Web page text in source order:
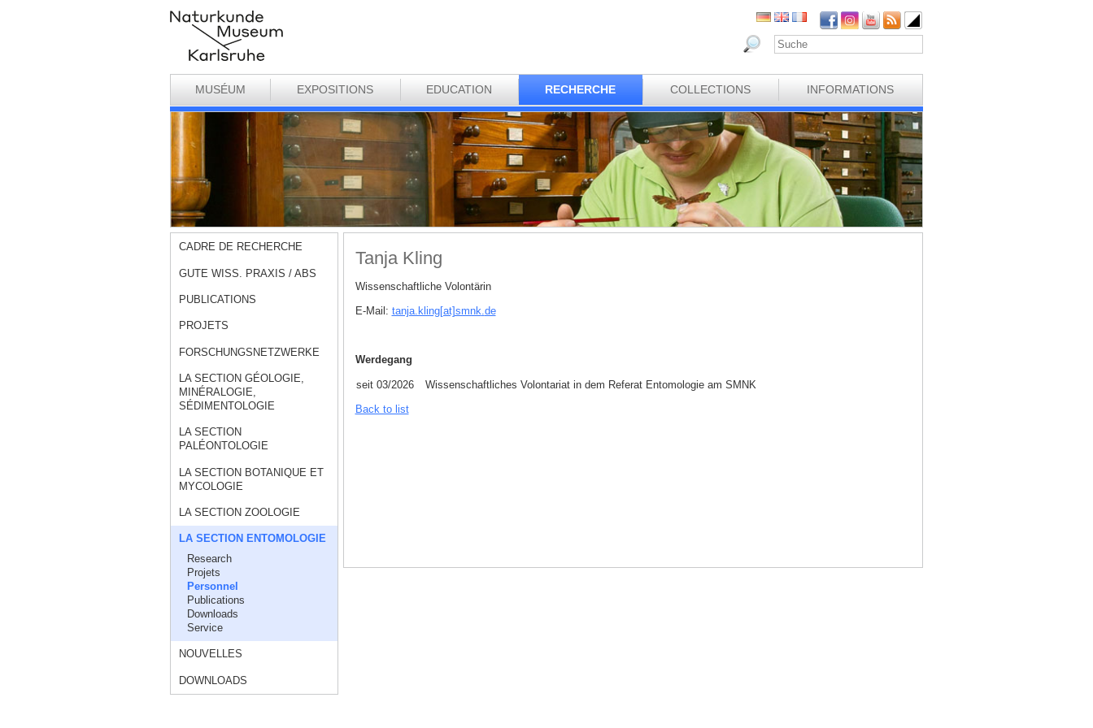
MUSÉUM EXPOSITIONS EDUCATION RECHERCHE COLLECTIONS INFORMATIONS
CADRE DE RECHERCHE
GUTE WISS. PRAXIS / ABS
PUBLICATIONS
PROJETS
FORSCHUNGSNETZWERKE
LA SECTION GÉOLOGIE,
MINÉRALOGIE,
SÉDIMENTOLOGIE
LA SECTION
PALÉONTOLOGIE
LA SECTION BOTANIQUE ET
MYCOLOGIE
LA SECTION ZOOLOGIE
LA SECTION ENTOMOLOGIE
Research
Projets
Personnel
Publications
Downloads
Service
NOUVELLES
DOWNLOADS
Tanja Kling
Wissenschaftliche Volontärin
E-Mail: tanja.kling[at]smnk.de
Werdegang
seit 03/2026 Wissenschaftliches Volontariat in dem Referat Entomologie am SMNK
Back to list